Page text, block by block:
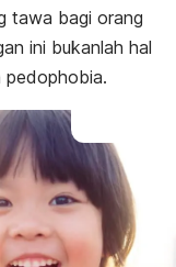
tawa bagi orang
ini bukanlah hal
pedophobia.